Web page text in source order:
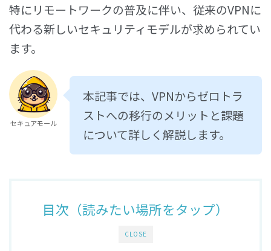
特にリモートワークの普及に伴い、従来のVPNに
代わる新しいセキュリティモデルが求められてい
ます。
セキュアモール
本記事では、VPNからゼロトラ
ストへの移行のメリットと課題
について詳しく解説します。
CLOSE
目次（読みたい場所をタップ）